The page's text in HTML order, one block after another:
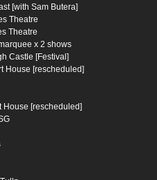
[with Sam Butera]
Theatre
Theatre
x 2 shows
Castle [Festival]
House [rescheduled]
House [rescheduled]